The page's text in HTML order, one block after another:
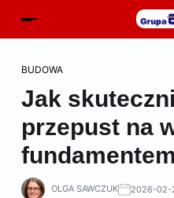
BUDOWA
Jak
przepust na
OLGA SAWCZUK 2026-02-